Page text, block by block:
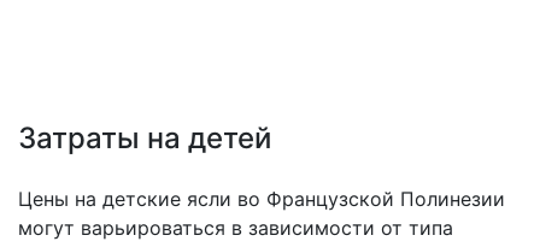
Затраты на детей
Цены на детские ясли во Французской Полинезии
могут варьироваться в зависимости от типа